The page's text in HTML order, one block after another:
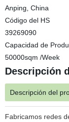
Anping, China
Código del HS
39269090
Capacidad de
50000sqm /Week
Descripción
Descripción del
Fabricamos redes